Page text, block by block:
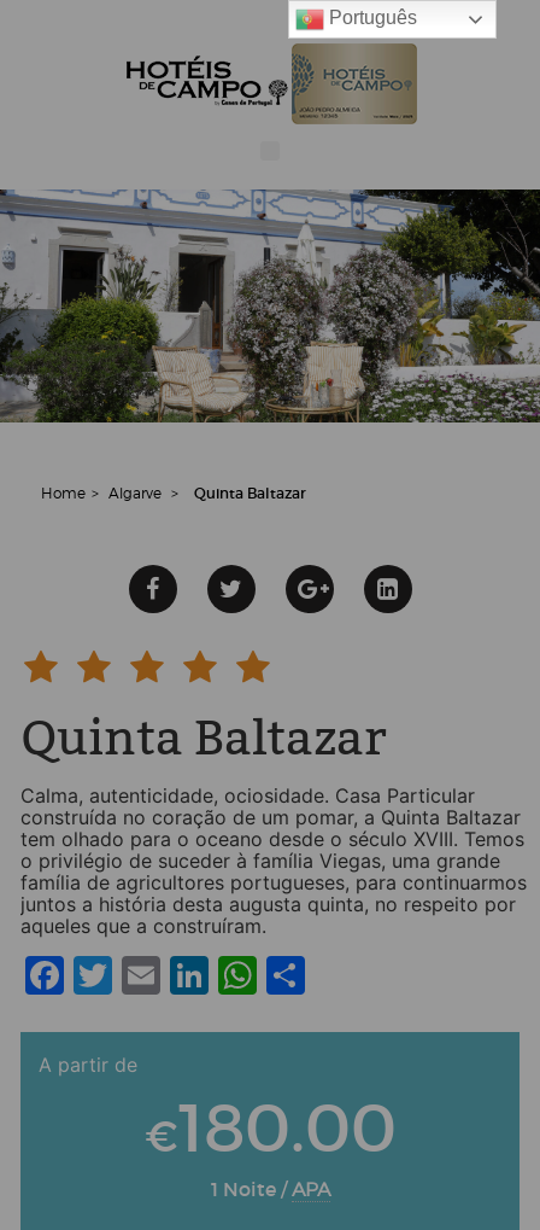
Home > Algarve > Quinta Baltazar
Quinta Baltazar
Calma, autenticidade, ociosidade. Casa Particular
construída no coração de um pomar, a Quinta Baltazar
tem olhado para o oceano desde o século XVIII. Temos
o privilégio de suceder à família Viegas, uma grande
família de agricultores portugueses, para continuarmos
juntos a história desta augusta quinta, no respeito por
aqueles que a construíram.
Facebook
Twitter
EmailLinkedIn
WhatsApp
A partir de
€180.00
1 Noite /APA
Português